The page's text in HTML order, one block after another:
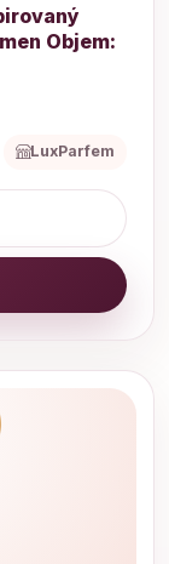
Objem:
LuxParfem